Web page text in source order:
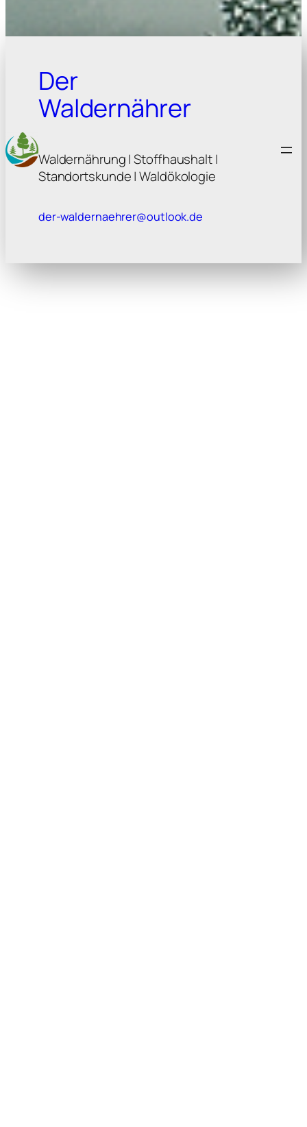
Der
Waldernährer
Waldernährung | Stoffhaushalt |
Standortskunde | Waldökologie
der-waldernaehrer@outlook.de